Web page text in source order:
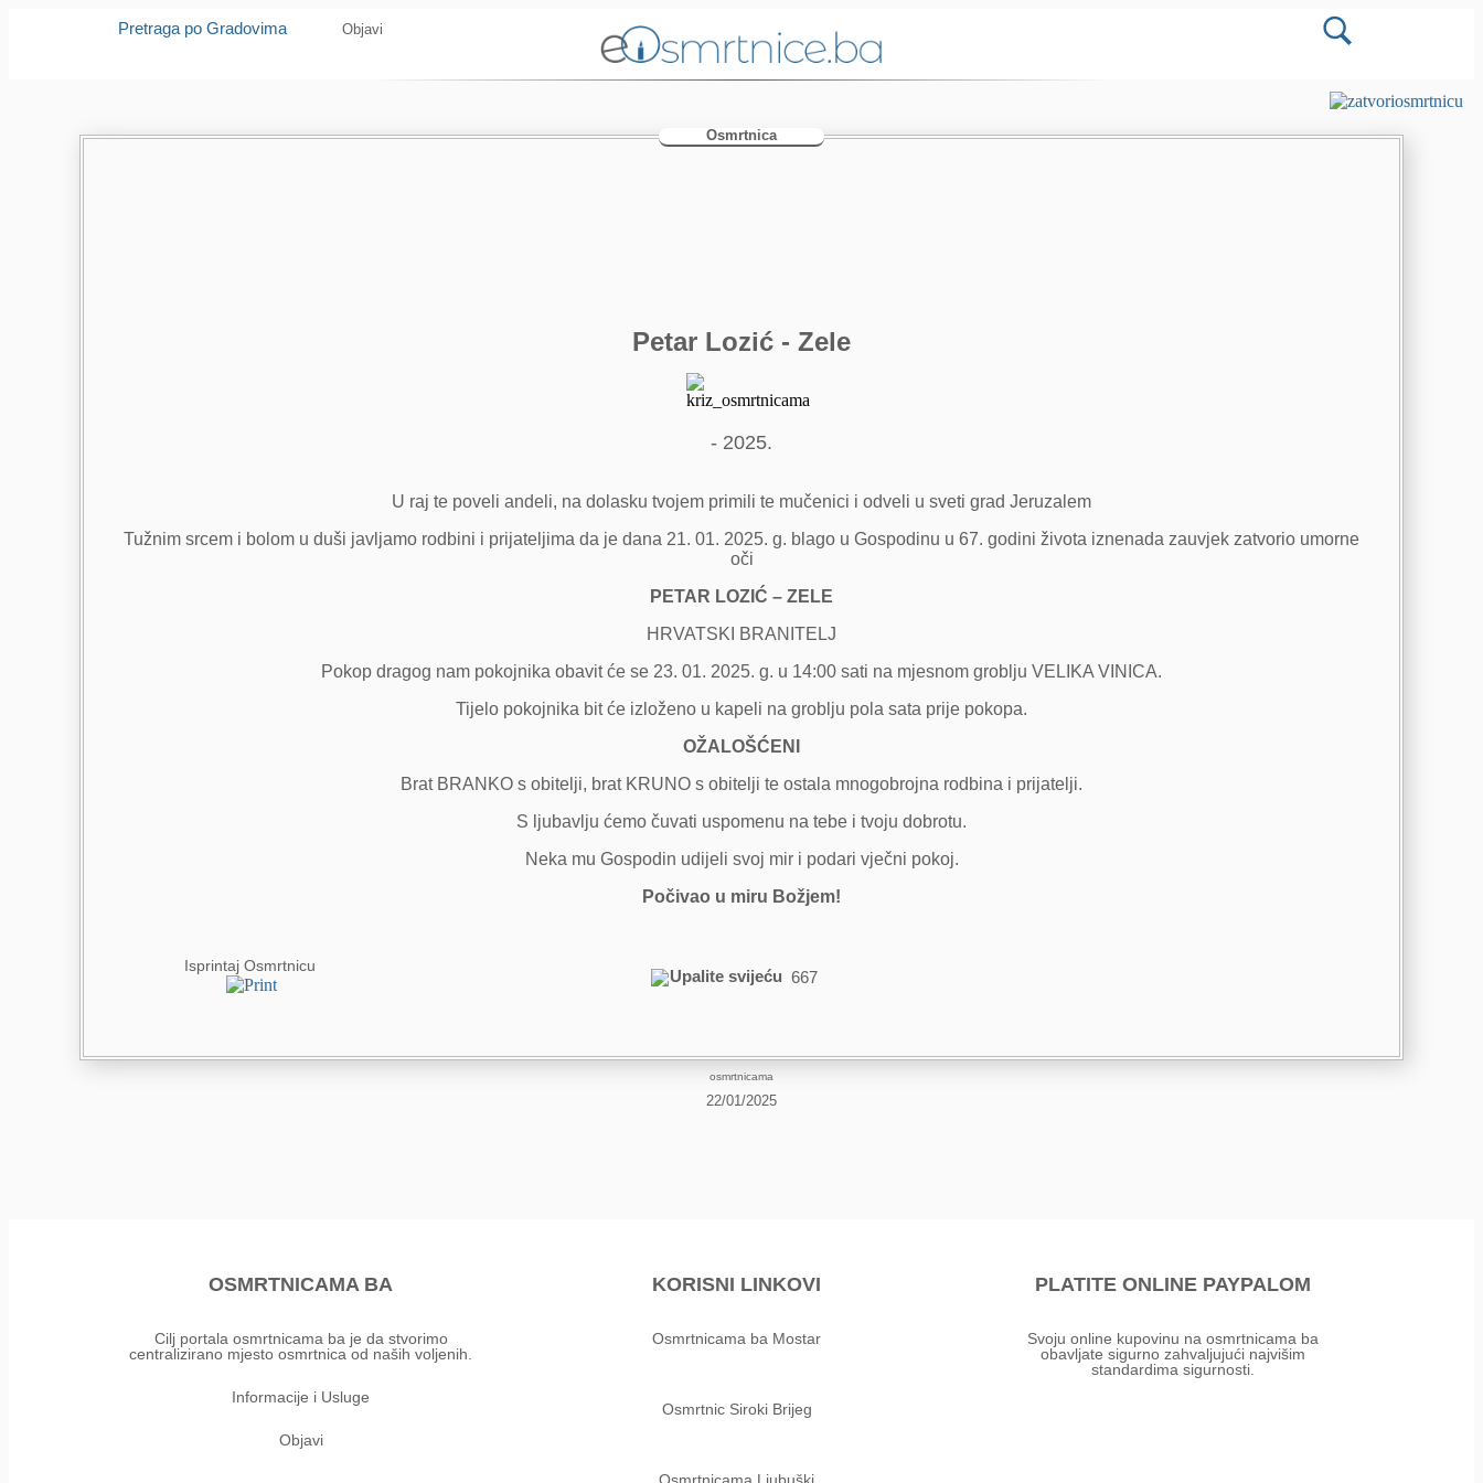
Pretraga po Gradovima Objavi
Osmrtnica
Petar Lozić - Zele
- 2025.
U raj te poveli andeli, na dolasku tvojem primili te mučenici i odveli u sveti grad Jeruzalem
Tužnim srcem i bolom u duši javljamo rodbini i prijateljima da je dana 21. 01. 2025. g. blago u Gospodinu u 67. godini života iznenada zauvjek zatvorio umorne
oči
PETAR LOZIĆ – ZELE
HRVATSKI BRANITELJ
Pokop dragog nam pokojnika obavit će se 23. 01. 2025. g. u 14:00 sati na mjesnom groblju VELIKA VINICA.
Tijelo pokojnika bit će izloženo u kapeli na groblju pola sata prije pokopa.
OŽALOŠĆENI
Brat BRANKO s obitelji, brat KRUNO s obitelji te ostala mnogobrojna rodbina i prijatelji.
S ljubavlju ćemo čuvati uspomenu na tebe i tvoju dobrotu.
Neka mu Gospodin udijeli svoj mir i podari vječni pokoj.
Počivao u miru Božjem!
Isprintaj Osmrtnicu
Upalite svijeću 667
osmrtnicama
22/01/2025
OSMRTNICAMA BA
Cilj portala osmrtnicama ba je da stvorimo
centralizirano mjesto osmrtnica od naših voljenih.
Informacije i Usluge
Objavi
KORISNI LINKOVI
Osmrtnicama ba Mostar
Osmrtnic Siroki Brijeg
PLATITE ONLINE PAYPALOM
Svoju online kupovinu na osmrtnicama ba
obavljate sigurno zahvaljujući najvišim
standardima sigurnosti.